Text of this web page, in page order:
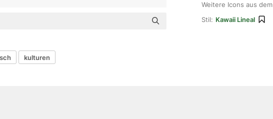
Weitere Icons aus dem
Stil: Kawaii Lineal
kulturen